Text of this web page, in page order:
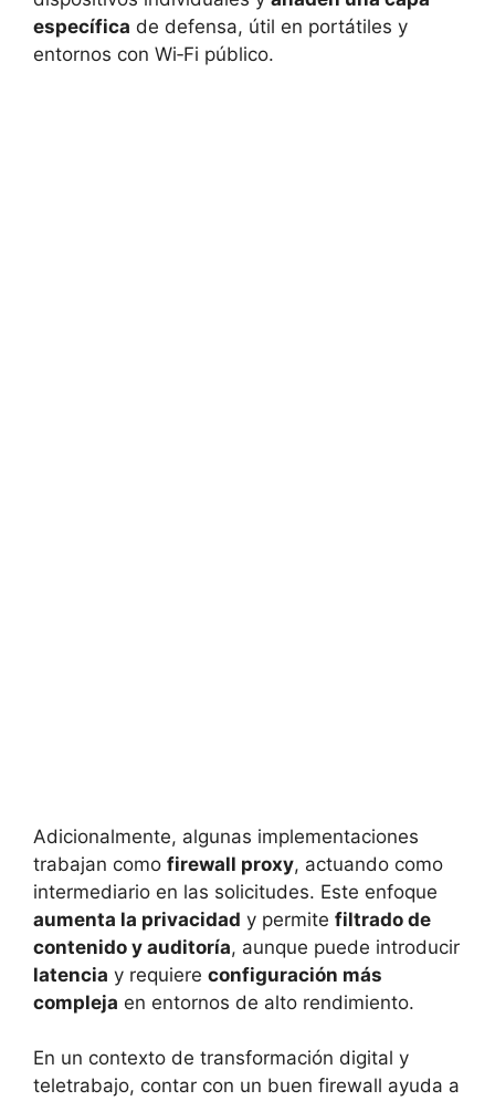
específica de defensa, útil en portátiles y
entornos con Wi‑Fi público.
Adicionalmente, algunas implementaciones
trabajan como firewall proxy, actuando como
intermediario en las solicitudes. Este enfoque
aumenta la privacidad y permite filtrado de
contenido y auditoría, aunque puede introducir
latencia y requiere configuración más
compleja en entornos de alto rendimiento.
En un contexto de transformación digital y
teletrabajo, contar con un buen firewall ayuda a